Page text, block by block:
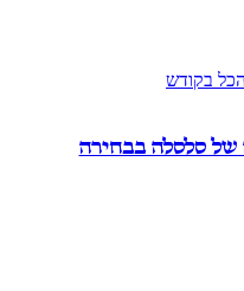
של סלסלה בבחירה